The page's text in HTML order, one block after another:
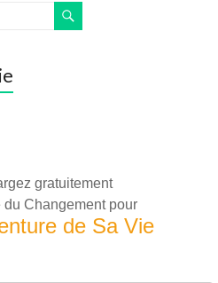
gratuitement
du Changement pour
de Sa Vie